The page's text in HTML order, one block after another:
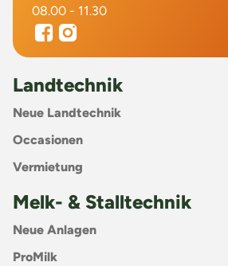
08.00 - 11.30
Landtechnik
Neue Landtechnik
Occasionen
Vermietung
Melk- & Stalltechnik
Neue Anlagen
ProMilk